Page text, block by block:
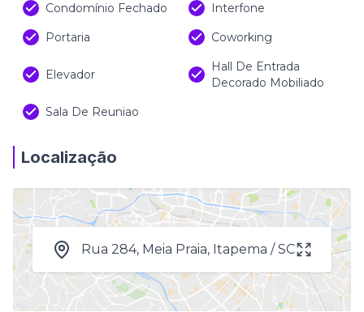
Condomínio Fechado
Interfone
Portaria
Coworking
Elevador
Hall De Entrada
Decorado Mobiliado
Sala De Reuniao
Localização
Rua 284, Meia Praia, Itapema / SC